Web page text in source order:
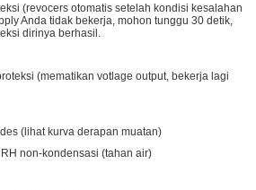
(revocers otomatis setelah kondisi kesalahan
Anda tidak bekerja, mohon tunggu 30 detik,
dirinya berhasil.
(mematikan votlage output, bekerja lagi
(lihat kurva derapan muatan)
non-kondensasi (tahan air)